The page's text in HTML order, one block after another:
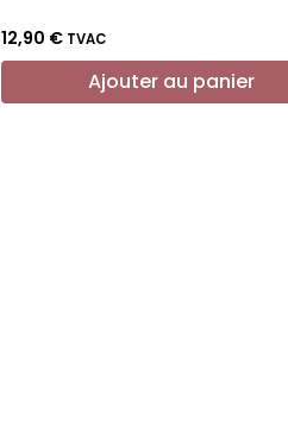
12,90 € TVAC
Ajouter au panier